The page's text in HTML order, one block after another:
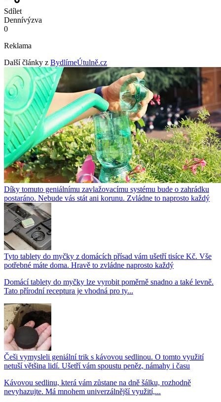
Sdílet
Dennívýzva
0
Reklama
Další články z BydlímeÚtulně.cz
Díky tomuto geniálnímu zavlažovacímu systému bude o zahrádku
postaráno. Nebude vás stát ani korunu. Zvládne to naprosto každý
Tyto tablety do myčky z domácích přísad vám ušetří tisíce Kč. Vše
potřebné máte doma. Hravě to zvládne naprosto každý
Domácí tablety do myčky lze vyrobit poměrně snadno a také levně.
Tato přírodní receptura je vhodná pro ty...
Češi vymysleli geniální trik s kávovou sedlinou. O tomto využití
netuší většina lidí. Ušetří vám spoustu peněz, námahy i času
Kávovou sedlinu, která vám zůstane na dně šálku, rozhodně
nevyhazujte. Má mnohem univerzálnější využití,...